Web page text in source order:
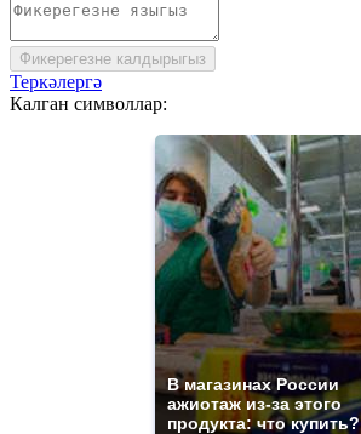
Фикерегезне калдырыгыз
Теркәлергә
Калган символлар:
В магазинах России
ажиотаж из-за этого
продукта: что купить?